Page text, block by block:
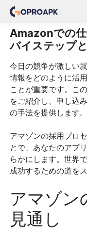
Skip
content
Amazonでの
バイステップ
今日の競争が激しい
情報をどのように活
ことが重要です。こ
をご紹介し、申し込
の手法を提供します。
アマゾンの採用プロ
とで、あなたのアプ
らかにします。世界
成功するための道を
アマゾン
見通し